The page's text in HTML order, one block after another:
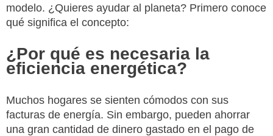
modelo. ¿Quieres ayudar al planeta? Primero conoce
qué significa el concepto:
¿Por qué es necesaria la
eficiencia energética?
Muchos hogares se sienten cómodos con sus
facturas de energía. Sin embargo, pueden ahorrar
una gran cantidad de dinero gastado en el pago de